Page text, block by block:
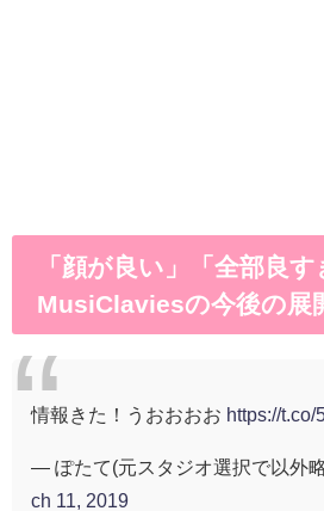
「顔が良い」「全部良す
MusiClaviesの今後の展
情報きた！うおおおお https://
— ぽたて(元スタジオ選択で以外
ch 11, 2019